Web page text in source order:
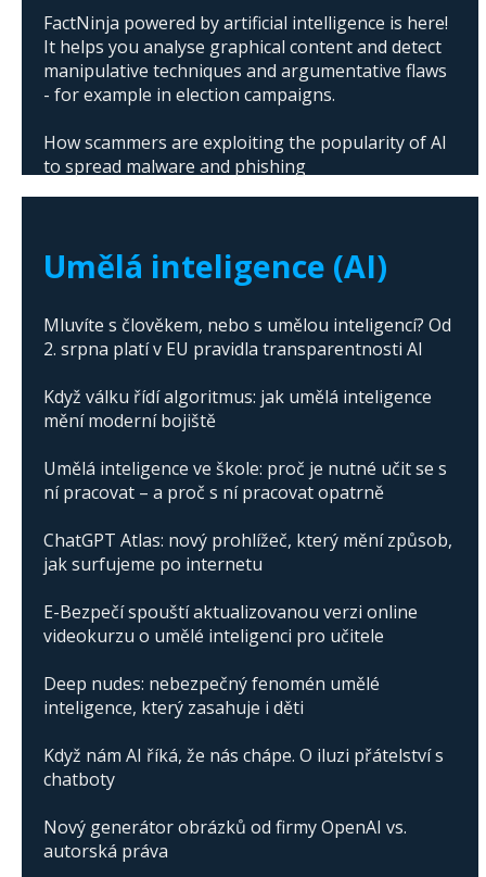
FactNinja powered by artificial intelligence is here!
It helps you analyse graphical content and detect
manipulative techniques and argumentative flaws
- for example in election campaigns.
How scammers are exploiting the popularity of AI
to spread malware and phishing
Umělá inteligence (AI)
Mluvíte s člověkem, nebo s umělou inteligencí? Od
2. srpna platí v EU pravidla transparentnosti AI
Když válku řídí algoritmus: jak umělá inteligence
mění moderní bojiště
Umělá inteligence ve škole: proč je nutné učit se s
ní pracovat – a proč s ní pracovat opatrně
ChatGPT Atlas: nový prohlížeč, který mění způsob,
jak surfujeme po internetu
E-Bezpečí spouští aktualizovanou verzi online
videokurzu o umělé inteligenci pro učitele
Deep nudes: nebezpečný fenomén umělé
inteligence, který zasahuje i děti
Když nám AI říká, že nás chápe. O iluzi přátelství s
chatboty
Nový generátor obrázků od firmy OpenAI vs.
autorská práva